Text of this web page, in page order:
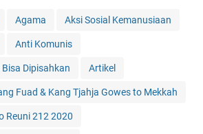
Agama Aksi Sosial Kemanusiaan
Anti Komunis
Dipisahkan Artikel
Fuad & Kang Tjahja Gowes to Mekkah
Reuni 212 2020